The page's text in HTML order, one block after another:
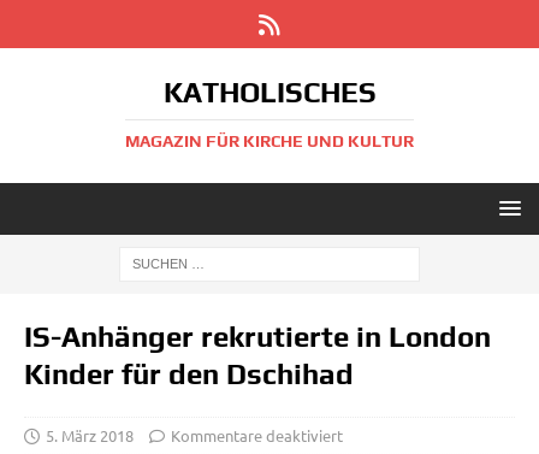
KATHOLISCHES
MAGAZIN FÜR KIRCHE UND KULTUR
IS-Anhänger rekrutierte in London
Kinder für den Dschihad
5. März 2018 Kommentare deaktiviert